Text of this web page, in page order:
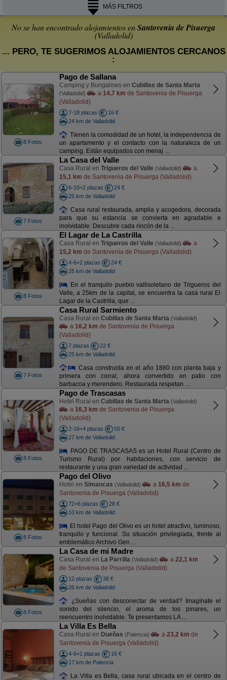
MÁS FILTROS
No se han encontrado alojamientos enSantovenia de Pisuerga
(Valladolid)
... PERO, TE SUGERIMOS ALOJAMIENTOS CERCANOS
:
8 Fotos
Pago de Sallana
Camping y Bungalows en Cubillas de Santa Marta
(Valladolid) a 14,7 km de Santovenia de Pisuerga
(Valladolid)
7-18 plazas
16 €
24 km de Valladolid
Tienen la comodidad de un hotel, la independencia de
un apartamento y el contacto con la naturaleza de un
camping. Están equipados con menaj ...
7 Fotos
La Casa del Valle
Casa Rural en Trigueros del Valle (Valladolid)
a
15,1 km de Santovenia de Pisuerga (Valladolid)
6-10+2 plazas
24 €
25 km de Valladolid
Casa rural restaurada, amplia y acogedora, decorada
para que su estancia se convierta en agradable e
inolvidable. Descubre cada rincón de la ...
8 Fotos
El Lagar de La Castrilla
Casa Rural en Trigueros del Valle (Valladolid)
a
15,2 km de Santovenia de Pisuerga (Valladolid)
4-6+2 plazas
24 €
25 km de Valladolid
En el tranquilo pueblo vallisoletano de Trigueros del
Valle, a 25km de la capital, se encuentra la casa rural El
Lagar de la Castrilla, que ...
7 Fotos
Casa Rural Sarmiento
Casa Rural en Cubillas de Santa Marta (Valladolid)
a 16,2 km de Santovenia de Pisuerga
(Valladolid)
7 plazas
22 €
25 km de Valladolid
Casa construida en el año 1880 con planta baja y
primera con corral, ahora convertido en patio con
barbacoa y merendero. Restaurada respetan ...
8 Fotos
Pago de Trascasas
Hotel Rural en Cubillas de Santa Marta (Valladolid)
a 16,3 km de Santovenia de Pisuerga
(Valladolid)
2-16+4 plazas
55 €
27 km de Valladolid
PAGO DE TRASCASAS es un Hotel Rural (Centro de
Turismo Rural) por habitaciones, con servicio de
restaurante y una gran variedad de actividad ...
8 Fotos
Pago del Olivo
Hotel en Simancas (Valladolid) a 16,5 km de
Santovenia de Pisuerga (Valladolid)
72+6 plazas
28 €
10 km de Valladolid
El hotel Pago del Olivo es un hotel atractivo, luminoso,
tranquilo y funcional. Su situación privilegiada, frente al
emblemático Archivo Gen ...
8 Fotos
La Casa de mi Madre
Casa Rural en La Parrilla (Valladolid) a 22,1 km
de Santovenia de Pisuerga (Valladolid)
12 plazas
36 €
26 km de Valladolid
¿Sueñas con desconectar de verdad? Imagínate el
sonido del silencio, el aroma de los pinares, un
reencuentro inolvidable. Te presentamos LA ...
La Villa Es Bella
Casa Rural en Dueñas (Palencia) a 23,2 km de
Santovenia de Pisuerga (Valladolid)
4-6+1 plazas
16 €
17 km de Palencia
La Villa es Bella, casa rural ubicada en el centro de